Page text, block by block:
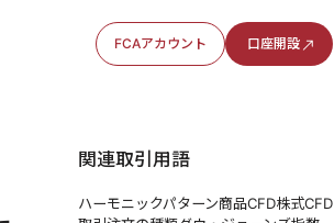
FCAアカウント 口座開設
関連取引用語
ハーモニックパターン商品CFD株式CFD